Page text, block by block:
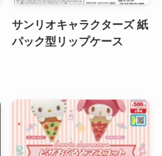
サンリオキャラクターズ 紙
パック型リップケース